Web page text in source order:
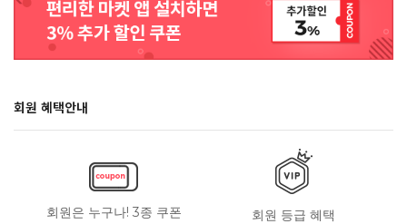
회원 혜택안내
회원은 누구나! 3종 쿠폰 회원 등급 혜택